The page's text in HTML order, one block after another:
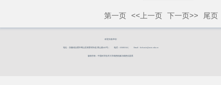
第一页 <<上一页 下一页>> 尾页
欢迎光临本站!
地址：安徽省合肥市蜀山区稻香村街道 黄山路443号 | 电话：63606164 | Email：hclsusie@ustc.edu.cn
版权所有：中国科学技术大学精密机械与精密仪器系